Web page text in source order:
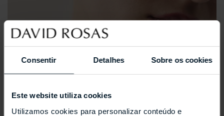
Consentir Detalhes Sobre os cookies
Este website utiliza cookies
Utilizamos cookies para personalizar conteúdo e